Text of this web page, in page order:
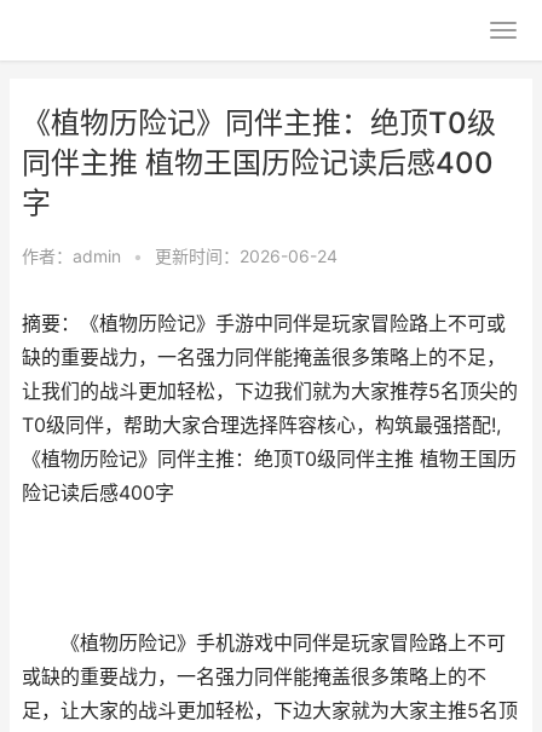
《植物历险记》同伴主推：绝顶T0级
同伴主推 植物王国历险记读后感400
字
作者： admin • 更新时间：2026-06-24
摘要：《植物历险记》手游中同伴是玩家冒险路上不可或
缺的重要战力，一名强力同伴能掩盖很多策略上的不足，
让我们的战斗更加轻松，下边我们就为大家推荐5名顶尖的
T0级同伴，帮助大家合理选择阵容核心，构筑最强搭配!,
《植物历险记》同伴主推：绝顶T0级同伴主推 植物王国历
险记读后感400字
《植物历险记》手机游戏中同伴是玩家冒险路上不可
或缺的重要战力，一名强力同伴能掩盖很多策略上的不
足，让大家的战斗更加轻松，下边大家就为大家主推5名顶